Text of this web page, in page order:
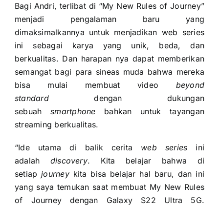
Bagi Andri, terlibat di “My New Rules of Journey”
menjadi pengalaman baru yang
dimaksimalkannya untuk menjadikan web series
ini sebagai karya yang unik, beda, dan
berkualitas. Dan harapan nya dapat memberikan
semangat bagi para sineas muda bahwa mereka
bisa mulai membuat video beyond
standarddengan dukungan
sebuahsmartphone bahkan untuk tayangan
streaming berkualitas.
“Ide utama di balik cerita web series ini
adalah discovery. Kita belajar bahwa di
setiapjourneykita bisa belajar hal baru, dan ini
yang saya temukan saat membuat My New Rules
of Journey dengan Galaxy S22 Ultra 5G.